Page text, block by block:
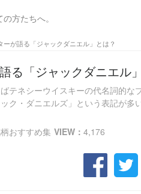
方たちへ。
ーが語る「ジャックダニエル」とは？
る「ジャックダニエル
テネシーウイスキーの代名詞的
ク・ダニエルズ」という表記が
おすすめ集 VIEW： 4,176